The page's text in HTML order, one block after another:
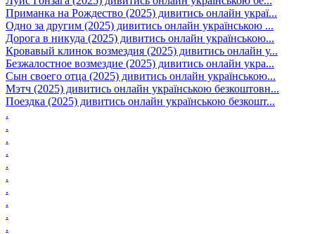
Приманка на Рождество (2025) дивитись онлайн украї...
Одно за другим (2025) дивитись онлайн українською ...
Дорога в никуда (2025) дивитись онлайн українською...
Кровавый клинок возмездия (2025) дивитись онлайн у...
Безжалостное возмездие (2025) дивитись онлайн укра...
Сын своего отца (2025) дивитись онлайн українською...
Мэтч (2025) дивитись онлайн українською безкоштовн...
Поездка (2025) дивитись онлайн українською безкошт...
.
.
.
.
.
.
.
.
.
.